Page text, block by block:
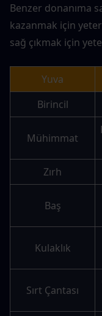
Benzer donanıma
kazanmak için
sağ çıkmak için
Yuva
Birincil
Mühimmat
Zırh
Baş
Kulaklık
Sırt Çantası